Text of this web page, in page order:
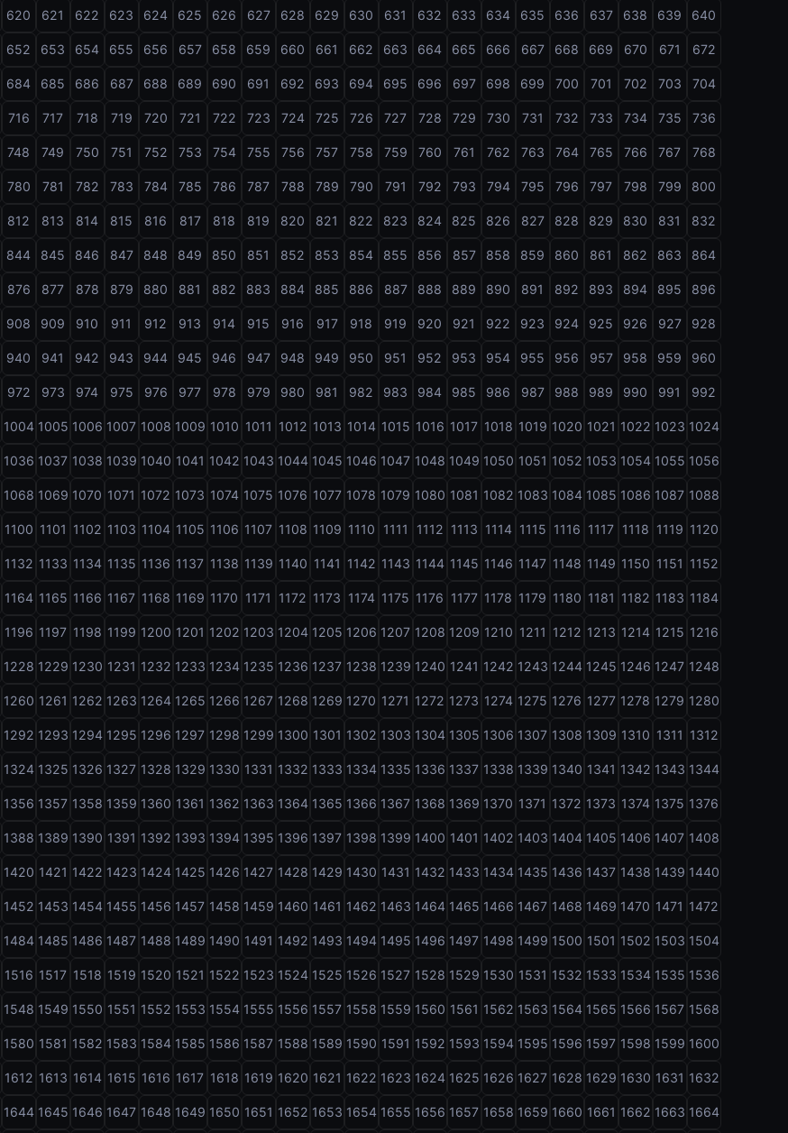
620 621 622 623 624 625 626 627 628 629 630 631 632 633 634 635 636 637 638 639 640
652 653 654 655 656 657 658 659 660 661 662 663 664 665 666 667 668 669 670 671 672
684 685 686 687 688 689 690 691 692 693 694 695 696 697 698 699 700 701 702 703 704
716 717 718 719 720 721 722 723 724 725 726 727 728 729 730 731 732 733 734 735 736
748 749 750 751 752 753 754 755 756 757 758 759 760 761 762 763 764 765 766 767 768
780 781 782 783 784 785 786 787 788 789 790 791 792 793 794 795 796 797 798 799 800
812 813 814 815 816 817 818 819 820 821 822 823 824 825 826 827 828 829 830 831 832
844 845 846 847 848 849 850 851 852 853 854 855 856 857 858 859 860 861 862 863 864
876 877 878 879 880 881 882 883 884 885 886 887 888 889 890 891 892 893 894 895 896
908 909 910 911 912 913 914 915 916 917 918 919 920 921 922 923 924 925 926 927 928
940 941 942 943 944 945 946 947 948 949 950 951 952 953 954 955 956 957 958 959 960
972 973 974 975 976 977 978 979 980 981 982 983 984 985 986 987 988 989 990 991 992
1004 1005 1006 1007 1008 1009 1010 1011 1012 1013 1014 1015 1016 1017 1018 1019 1020 1021 1022 1023 1024
1036 1037 1038 1039 1040 1041 1042 1043 1044 1045 1046 1047 1048 1049 1050 1051 1052 1053 1054 1055 1056
1068 1069 1070 1071 1072 1073 1074 1075 1076 1077 1078 1079 1080 1081 1082 1083 1084 1085 1086 1087 1088
1100 1101 1102 1103 1104 1105 1106 1107 1108 1109 1110 1111 1112 1113 1114 1115 1116 1117 1118 1119 1120
1132 1133 1134 1135 1136 1137 1138 1139 1140 1141 1142 1143 1144 1145 1146 1147 1148 1149 1150 1151 1152
1164 1165 1166 1167 1168 1169 1170 1171 1172 1173 1174 1175 1176 1177 1178 1179 1180 1181 1182 1183 1184
1196 1197 1198 1199 1200 1201 1202 1203 1204 1205 1206 1207 1208 1209 1210 1211 1212 1213 1214 1215 1216
1228 1229 1230 1231 1232 1233 1234 1235 1236 1237 1238 1239 1240 1241 1242 1243 1244 1245 1246 1247 1248
1260 1261 1262 1263 1264 1265 1266 1267 1268 1269 1270 1271 1272 1273 1274 1275 1276 1277 1278 1279 1280
1292 1293 1294 1295 1296 1297 1298 1299 1300 1301 1302 1303 1304 1305 1306 1307 1308 1309 1310 1311 1312
1324 1325 1326 1327 1328 1329 1330 1331 1332 1333 1334 1335 1336 1337 1338 1339 1340 1341 1342 1343 1344
1356 1357 1358 1359 1360 1361 1362 1363 1364 1365 1366 1367 1368 1369 1370 1371 1372 1373 1374 1375 1376
1388 1389 1390 1391 1392 1393 1394 1395 1396 1397 1398 1399 1400 1401 1402 1403 1404 1405 1406 1407 1408
1420 1421 1422 1423 1424 1425 1426 1427 1428 1429 1430 1431 1432 1433 1434 1435 1436 1437 1438 1439 1440
1452 1453 1454 1455 1456 1457 1458 1459 1460 1461 1462 1463 1464 1465 1466 1467 1468 1469 1470 1471 1472
1484 1485 1486 1487 1488 1489 1490 1491 1492 1493 1494 1495 1496 1497 1498 1499 1500 1501 1502 1503 1504
1516 1517 1518 1519 1520 1521 1522 1523 1524 1525 1526 1527 1528 1529 1530 1531 1532 1533 1534 1535 1536
1548 1549 1550 1551 1552 1553 1554 1555 1556 1557 1558 1559 1560 1561 1562 1563 1564 1565 1566 1567 1568
1580 1581 1582 1583 1584 1585 1586 1587 1588 1589 1590 1591 1592 1593 1594 1595 1596 1597 1598 1599 1600
1612 1613 1614 1615 1616 1617 1618 1619 1620 1621 1622 1623 1624 1625 1626 1627 1628 1629 1630 1631 1632
1644 1645 1646 1647 1648 1649 1650 1651 1652 1653 1654 1655 1656 1657 1658 1659 1660 1661 1662 1663 1664